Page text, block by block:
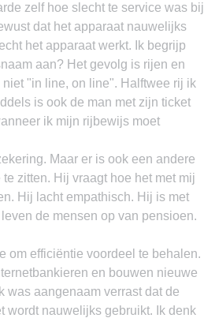
zelf hoe slecht te service was bij
dat het apparaat nauwelijks
het apparaat werkt. Ik begrijp
aan? Het gevolg is rijen en
"in line, on line". Halftwee rij ik
is ook de man met zijn ticket
ik mijn rijbewijs moet
Maar er is ook een andere
zitten. Hij vraagt hoe het met mij
Hij lacht empathisch. Hij is met
de mensen op van pensioen.
om efficiëntie voordeel te behalen.
en bouwen nieuwe
was aangenaam verrast dat de
wordt nauwelijks gebruikt. Ik denk